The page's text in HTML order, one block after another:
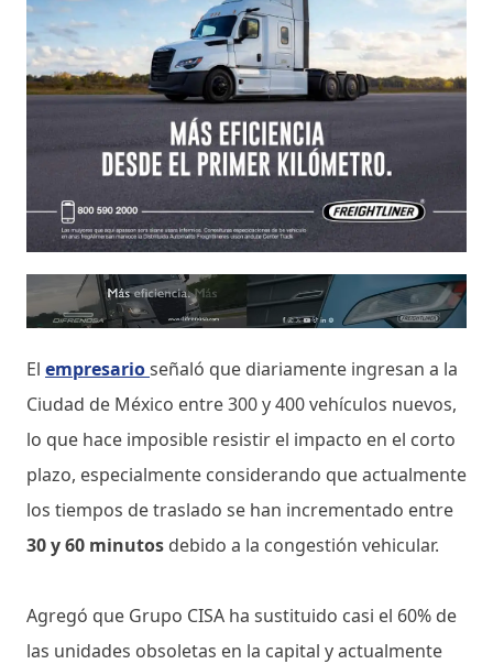
El empresarioseñaló que diariamente ingresan a la
Ciudad de México entre 300 y 400 vehículos nuevos,
lo que hace imposible resistir el impacto en el corto
plazo, especialmente considerando que actualmente
los tiempos de traslado se han incrementado entre
30 y 60 minutos debido a la congestión vehicular.
Agregó que Grupo CISA ha sustituido casi el 60% de
las unidades obsoletas en la capital y actualmente